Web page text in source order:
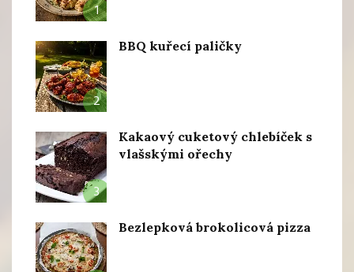
1
2
BBQ kuřecí paličky
3
Kakaový cuketový chlebíček s
vlašskými ořechy
Bezlepková brokolicová pizza